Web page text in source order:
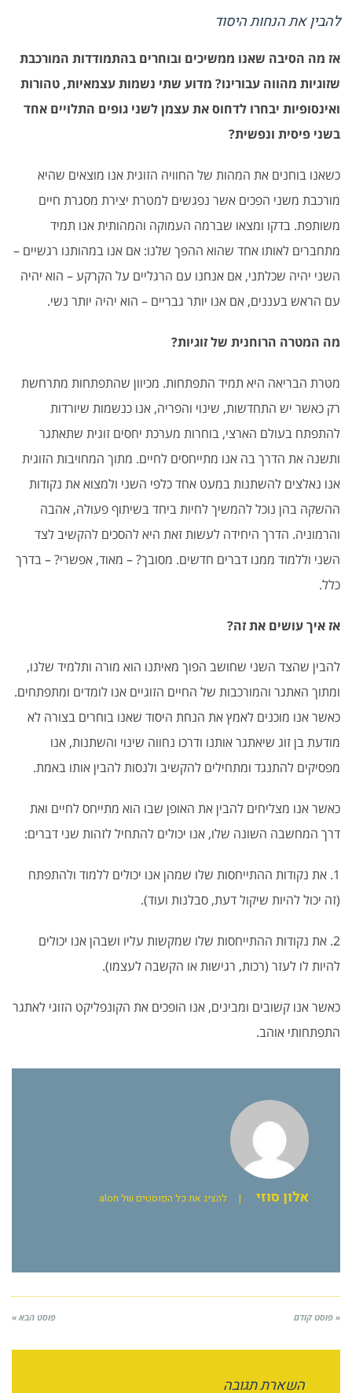
להבין את הנחות היסוד
אז מה הסיבה שאנו ממשיכים ובוחרים בהתמודדות המורכבת
שזוגיות מהווה עבורינו? מדוע שתי נשמות עצמאיות, טהורות
ואינסופיות יבחרו לדחוס את עצמן לשני גופים התלויים אחד
בשני פיסית ונפשית?
כשאנו בוחנים את המהות של החוויה הזוגית אנו מוצאים שהיא
מורכבת משני הפכים אשר נפגשים למטרת יצירת מסגרת חיים
משותפת. בדקו ומצאו שברמה העמוקה והמהותית אנו תמיד
מתחברים לאותו אחד שהוא ההפך שלנו: אם אנו במהותנו רגשיים –
השני יהיה שכלתני, אם אנחנו עם הרגליים על הקרקע – הוא יהיה
עם הראש בעננים, אם אנו יותר גבריים – הוא יהיה יותר נשי.
מה המטרה הרוחנית של זוגיות?
מטרת הבריאה היא תמיד התפתחות. מכיוון שהתפתחות מתרחשת
רק כאשר יש התחדשות, שינוי והפריה, אנו כנשמות שיורדות
להתפתח בעולם הארצי, בוחרות מערכת יחסים זוגית שתאתגר
ותשנה את הדרך בה אנו מתייחסים לחיים. מתוך המחויבות הזוגית
אנו נאלצים להשתנות במעט אחד כלפי השני ולמצוא את נקודות
ההשקה בהן נוכל להמשיך לחיות ביחד בשיתוף פעולה, אהבה
והרמוניה. הדרך היחידה לעשות זאת היא להסכים להקשיב לצד
השני וללמוד ממנו דברים חדשים. מסובך? – מאוד, אפשרי? – בדרך
כלל.
אז איך עושים את זה?
להבין שהצד השני שחושב הפוך מאיתנו הוא מורה ותלמיד שלנו,
ומתוך האתגר והמורכבות של החיים הזוגיים אנו לומדים ומתפתחים.
כאשר אנו מוכנים לאמץ את הנחת היסוד שאנו בוחרים בצורה לא
מודעת בן זוג שיאתגר אותנו ודרכו נחווה שינוי והשתנות, אנו
מפסיקים להתנגד ומתחילים להקשיב ולנסות להבין אותו באמת.
כאשר אנו מצליחים להבין את האופן שבו הוא מתייחס לחיים ואת
דרך המחשבה השונה שלו, אנו יכולים להתחיל לזהות שני דברים:
1. את נקודות ההתייחסות שלו שמהן אנו יכולים ללמוד ולהתפתח
(זה יכול להיות שיקול דעת, סבלנות ועוד).
2. את נקודות ההתייחסות שלו שמקשות עליו ושבהן אנו יכולים
להיות לו לעזר (רכות, רגישות או הקשבה לעצמו).
כאשר אנו קשובים ומבינים, אנו הופכים את הקונפליקט הזוגי לאתגר
התפתחותי אוהב.
אלון סוזי | להציג את כל הפוסטים של alon
« פוסט קודם פוסט הבא »
השארת תגובה